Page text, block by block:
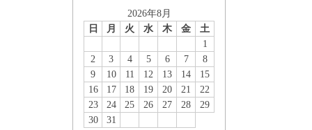
2026年8月
日
月 火 水 木 金
土
1
2
3 4 5 6 7
8
9
10 11 12 13 14
15
16
17 18 19 20 21
22
23
24 25 26 27 28
29
30
31